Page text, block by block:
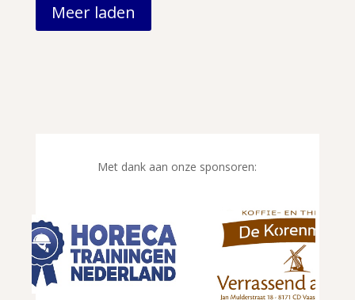
Meer laden
Met dank aan onze sponsoren: